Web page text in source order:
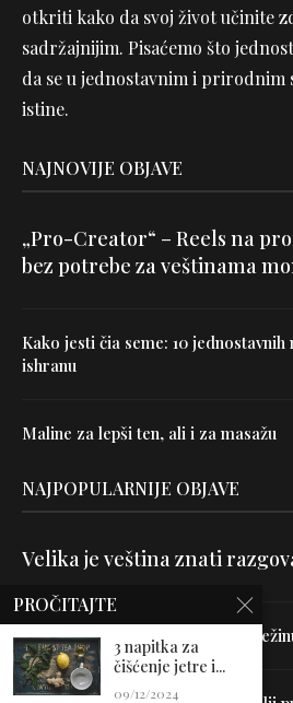
otkriti kako da svoj život učinite
sadržajnijim. Pisaćemo što
da se u jednostavnim i
istine.
NAJNOVIJE OBJAVE
„Pro-Creator“ – Reels na
bez potrebe za veštinama
Kako jesti čia seme: 10
ishranu
Maline za lepši ten, ali i za masažu
NAJPOPULARNIJE OBJAVE
Velika je veština znati
Uništite parazite i normalizujte
PROČITAJTE
3 napitka za
čišćenje jetre i...
09/12/2024